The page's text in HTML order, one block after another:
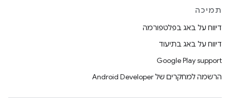
תמיכה
דיווח על באג בפלטפורמה
דיווח על באג בתיעוד
Google Play support
הרשמה למחקרים של Android Developer